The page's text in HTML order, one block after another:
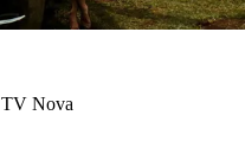
Nova